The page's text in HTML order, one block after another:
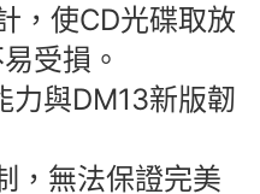
，使CD光碟取放
受損。
力與DM13新版韌
，無法保證完美